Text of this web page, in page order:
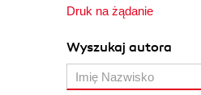
Druk na żądanie
Wyszukaj autora